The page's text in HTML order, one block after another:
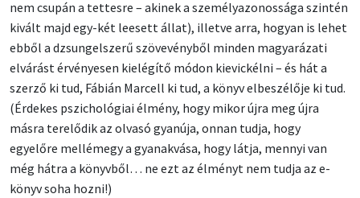
nem csupán a tettesre – akinek a személyazonossága szintén
kivált majd egy-két leesett állat), illetve arra, hogyan is lehet
ebből a dzsungelszerű szövevényből minden magyarázati
elvárást érvényesen kielégítő módon kievickélni – és hát a
szerző ki tud, Fábián Marcell ki tud, a könyv elbeszélője ki tud.
(Érdekes pszichológiai élmény, hogy mikor újra meg újra
másra terelődik az olvasó gyanúja, onnan tudja, hogy
egyelőre mellémegy a gyanakvása, hogy látja, mennyi van
még hátra a könyvből… ne ezt az élményt nem tudja az e-
könyv soha hozni!)